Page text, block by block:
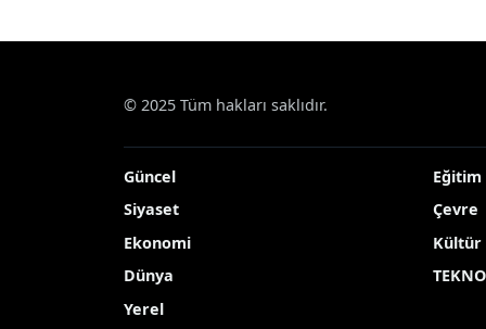
© 2025 Tüm hakları saklıdır.
Güncel
Siyaset
Ekonomi
Dünya
Yerel
Eğitim
Çevre
Kültür